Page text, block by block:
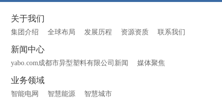
关于我们
集团介绍 全球布局 发展历程 资源资质 联系我们
新闻中心
yabo.com成都市异型塑料有限公司新闻 媒体聚焦
业务领域
智能电网 智慧能源 智慧城市